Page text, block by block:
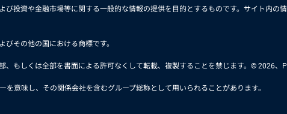
投資や金融市場等に関する一般的な情報の提供を目的とするものです。サイト内の
その他の国における商標です。
もしくは全部を書面による許可なくして転載、複製することを禁じます。© 2026、
意味し、その関係会社を含むグループ総称として用いられることがあります。